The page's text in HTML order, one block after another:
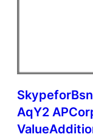
AqY2